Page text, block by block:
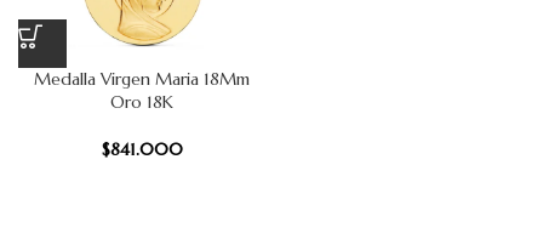
Medalla Virgen Maria 18Mm
Oro 18K
$841.000